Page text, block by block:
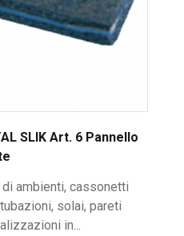
SLIK Art. 6 Pannello
ambienti, cassonetti
solai, pareti
in...